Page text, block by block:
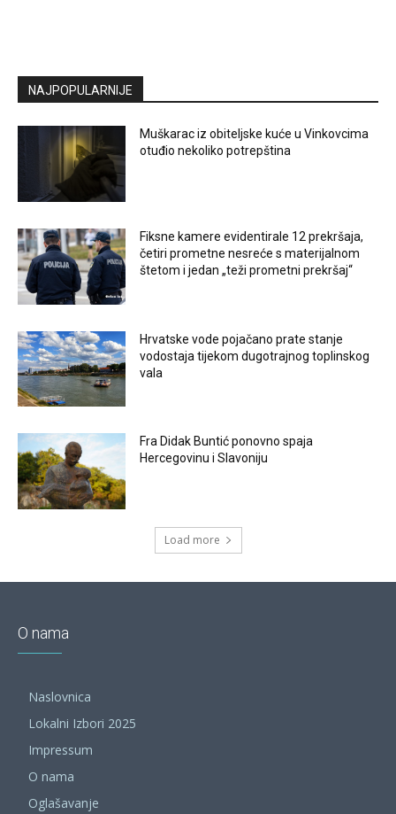
NAJPOPULARNIJE
Muškarac iz obiteljske kuće u Vinkovcima
otuđio nekoliko potrepština
Fiksne kamere evidentirale 12 prekršaja,
četiri prometne nesreće s materijalnom
štetom i jedan „teži prometni prekršaj“
Hrvatske vode pojačano prate stanje
vodostaja tijekom dugotrajnog toplinskog
vala
Fra Didak Buntić ponovno spaja
Hercegovinu i Slavoniju
Load more
O nama
Naslovnica
Lokalni Izbori 2025
Impressum
O nama
Oglašavanje